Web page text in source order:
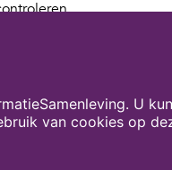
er iets mis zijn met je
U
van cookies op